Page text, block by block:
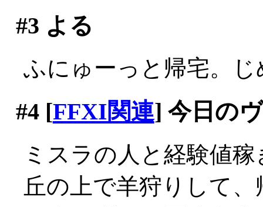
#3 よる
ふにゅーっと帰宅。
#4[FFXI関連] 今日の
ミスラの人と経験値稼
丘の上で羊狩りして